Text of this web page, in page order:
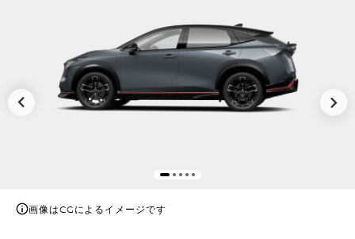
画像はCGによるイメージです